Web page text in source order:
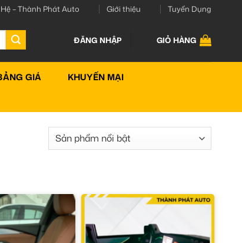
– Thành Phát Auto Giới thiệu Tuyển Dụng
ĐĂNG NHẬP GIỎ HÀNG
GIÁ KHUYẾN MẠI